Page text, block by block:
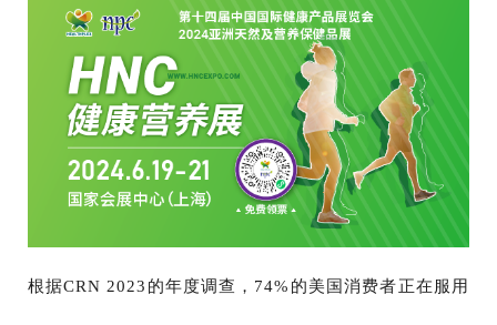
根据CRN 2023的年度调查，74%的美国消费者正在服用